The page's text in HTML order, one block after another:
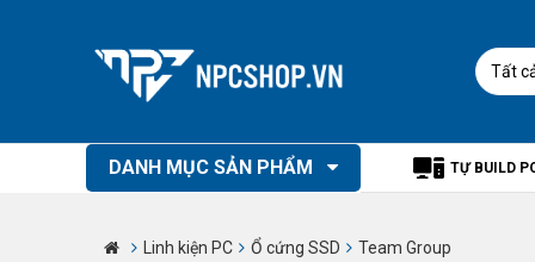
Tất
DANH MỤC SẢN PHẨM TỰ BUILD
Linh kiện PC Ổ cứng SSD Team Group